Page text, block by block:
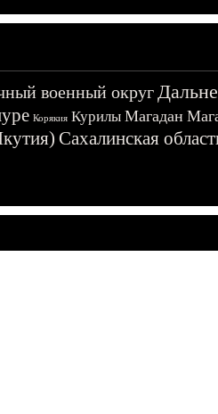
военный округ
Корякия Курилы Магадан
Сахалинская